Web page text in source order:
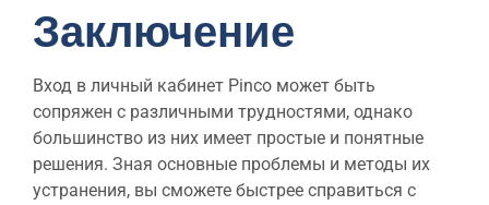
Заключение
Вход в личный кабинет Pinco может быть
сопряжен с различными трудностями, однако
большинство из них имеет простые и понятные
решения. Зная основные проблемы и методы их
устранения, вы сможете быстрее справиться с